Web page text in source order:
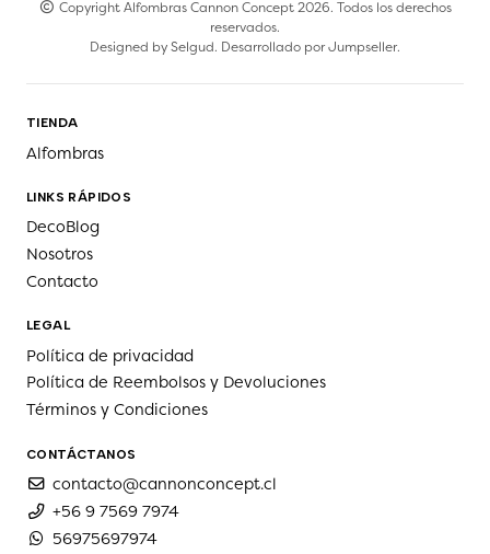
Copyright Alfombras Cannon Concept 2026. Todos los derechos
reservados.
Designed bySelgud. Desarrollado porJumpseller.
TIENDA
Alfombras
LINKS RÁPIDOS
DecoBlog
Nosotros
Contacto
LEGAL
Política de privacidad
Política de Reembolsos y Devoluciones
Términos y Condiciones
CONTÁCTANOS
contacto@cannonconcept.cl
+56 9 7569 7974
56975697974